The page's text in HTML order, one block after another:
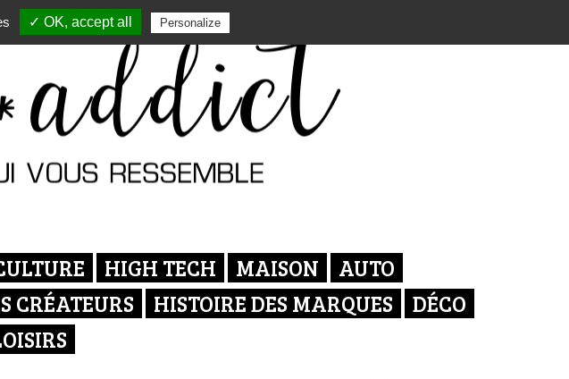
HIGH TECH MAISON
AUTO
CRÉATEURS HISTOIRE DES MARQUES
DÉCO
✓ OK, accept all Personalize